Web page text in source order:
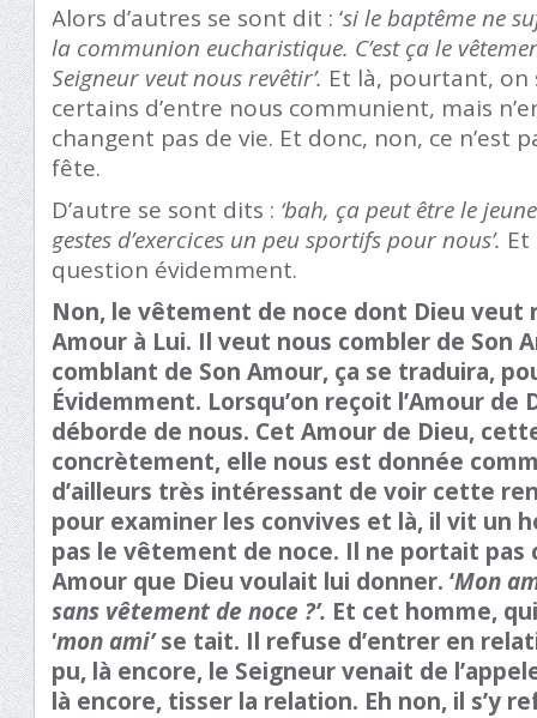
Alors d’autres se sont dit : ‘si le baptême ne
la communion eucharistique. C’est ça le
Seigneur veut nous revêtir’. Et là, pourtant, on
certains d’entre nous communient, mais
changent pas de vie. Et donc, non, ce n’est
fête.
D’autre se sont dits : ‘bah, ça peut être le
gestes d’exercices un peu sportifs pour nous’.
question évidemment.
Non, le vêtement de noce dont Dieu veut
Amour à Lui. Il veut nous combler de Son
comblant de Son Amour, ça se traduira,
Évidemment. Lorsqu’on reçoit l’Amour de
déborde de nous. Cet Amour de Dieu,
concrètement, elle nous est donnée
d’ailleurs très intéressant de voir cette
pour examiner les convives et là, il vit un
pas le vêtement de noce. Il ne portait
Amour que Dieu voulait lui donner. ‘Mon
sans vêtement de noce ?’. Et cet homme,
‘mon ami’se tait. Il refuse d’entrer en
pu, là encore, le Seigneur venait de
là encore, tisser la relation. Eh non, il s’y